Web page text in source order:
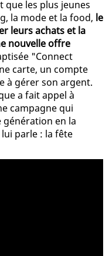
que les plus jeunes
la mode et la food, le
leurs achats et la
nouvelle offre
"Connect
carte, un compte
à gérer son argent.
a fait appel à
campagne qui
en la
parle : la fête